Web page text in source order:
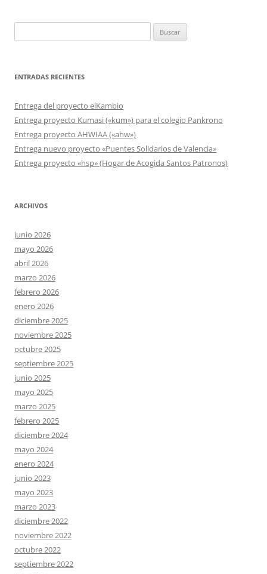
ENTRADAS RECIENTES
Entrega del proyecto elKambio
Entrega proyecto Kumasi («kum») para el colegio Pankrono
Entrega proyecto AHWIAA («ahw»)
Entrega nuevo proyecto «Puentes Solidarios de Valencia»
Entrega proyecto «hsp» (Hogar de Acogida Santos Patronos)
ARCHIVOS
junio 2026
mayo 2026
abril 2026
marzo 2026
febrero 2026
enero 2026
diciembre 2025
noviembre 2025
octubre 2025
septiembre 2025
junio 2025
mayo 2025
marzo 2025
febrero 2025
diciembre 2024
mayo 2024
enero 2024
junio 2023
mayo 2023
marzo 2023
diciembre 2022
noviembre 2022
octubre 2022
septiembre 2022